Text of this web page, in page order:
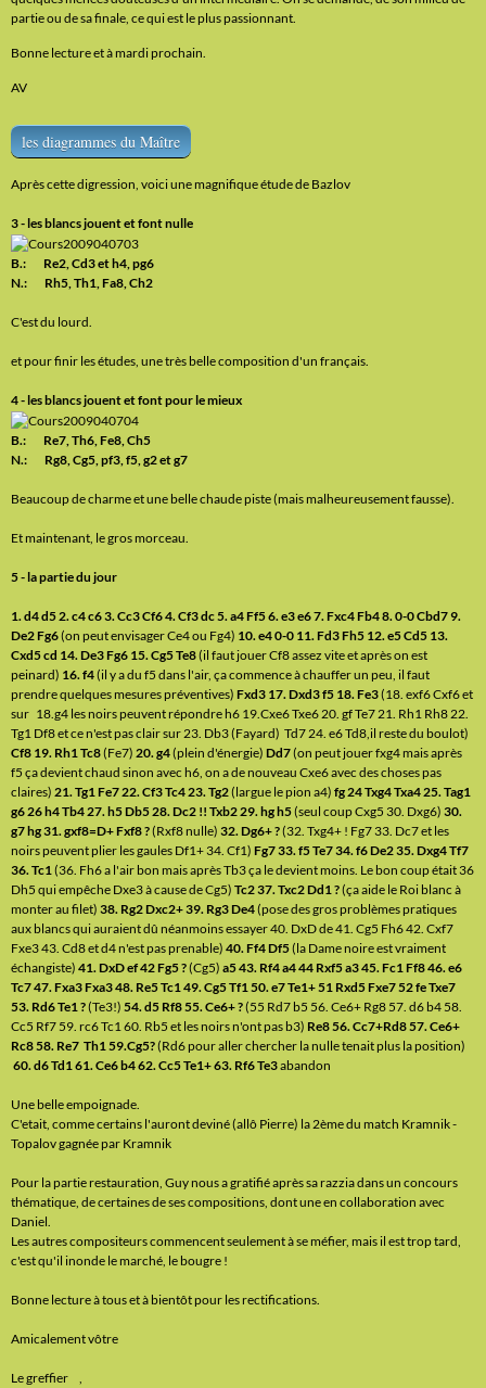
partie ou de sa finale, ce qui est le plus passionnant.
Bonne lecture et à mardi prochain.
AV
les diagrammes du Maître
Après cette digression, voici une magnifique étude de Bazlov
3 - les blancs jouent et font nulle
B.: Re2, Cd3 et h4, pg6
N.: Rh5, Th1, Fa8, Ch2
C'est du lourd.
et pour finir les études, une très belle composition d'un français.
4 - les blancs jouent et font pour le mieux
B.: Re7, Th6, Fe8, Ch5
N.: Rg8, Cg5, pf3, f5, g2 et g7
Beaucoup de charme et une belle chaude piste (mais malheureusement fausse).
Et maintenant, le gros morceau.
5 - la partie du jour
1. d4 d5 2. c4 c6 3. Cc3 Cf6 4. Cf3 dc 5. a4 Ff5 6. e3 e6 7. Fxc4 Fb4 8. 0-0 Cbd7 9.
De2 Fg6(on peut envisager Ce4 ou Fg4) 10. e4 0-0 11. Fd3 Fh5 12. e5 Cd5 13.
Cxd5 cd 14. De3 Fg6 15. Cg5 Te8(il faut jouer Cf8 assez vite et après on est
peinard) 16. f4(il y a du f5 dans l'air, ça commence à chauffer un peu, il faut
prendre quelques mesures préventives) Fxd3 17. Dxd3 f5 18. Fe3(18. exf6 Cxf6 et
sur 18.g4 les noirs peuvent répondre h6 19.Cxe6 Txe6 20. gf Te7 21. Rh1 Rh8 22.
Tg1 Df8 et ce n'est pas clair sur 23. Db3 (Fayard) Td7 24. e6 Td8,il reste du boulot)
Cf8 19. Rh1 Tc8(Fe7) 20. g4(plein d'énergie) Dd7(on peut jouer fxg4 mais après
f5 ça devient chaud sinon avec h6, on a de nouveau Cxe6 avec des choses pas
claires) 21. Tg1 Fe7 22. Cf3 Tc4 23. Tg2(largue le pion a4) fg 24 Txg4 Txa4 25. Tag1
g6 26 h4 Tb4 27. h5 Db5 28. Dc2 !! Txb2 29. hg h5(seul coup Cxg5 30. Dxg6) 30.
g7 hg 31. gxf8=D+ Fxf8 ?(Rxf8 nulle) 32. Dg6+ ?(32. Txg4+ ! Fg7 33. Dc7 et les
noirs peuvent plier les gaules Df1+ 34. Cf1) Fg7 33. f5 Te7 34. f6 De2 35. Dxg4 Tf7
36. Tc1(36. Fh6 a l'air bon mais après Tb3 ça le devient moins. Le bon coup était 36
Dh5 qui empêche Dxe3 à cause de Cg5) Tc2 37. Txc2 Dd1 ?(ça aide le Roi blanc à
monter au filet) 38. Rg2 Dxc2+ 39. Rg3 De4(pose des gros problèmes pratiques
aux blancs qui auraient dû néanmoins essayer 40. DxD de 41. Cg5 Fh6 42. Cxf7
Fxe3 43. Cd8 et d4 n'est pas prenable) 40. Ff4 Df5(la Dame noire est vraiment
échangiste) 41. DxD ef 42 Fg5 ?(Cg5) a5 43. Rf4 a4 44 Rxf5 a3 45. Fc1 Ff8 46. e6
Tc7 47. Fxa3 Fxa3 48. Re5 Tc1 49. Cg5 Tf1 50. e7 Te1+ 51 Rxd5 Fxe7 52 fe Txe7
53. Rd6 Te1 ?(Te3!) 54. d5 Rf8 55. Ce6+ ?(55 Rd7 b5 56. Ce6+ Rg8 57. d6 b4 58.
Cc5 Rf7 59. rc6 Tc1 60. Rb5 et les noirs n'ont pas b3) Re8 56. Cc7+Rd8 57. Ce6+
Rc8 58. Re7 Th1 59.Cg5?(Rd6 pour aller chercher la nulle tenait plus la position)
60. d6 Td1 61. Ce6 b4 62. Cc5 Te1+ 63. Rf6 Te3abandon
Une belle empoignade.
C'etait, comme certains l'auront deviné (allô Pierre) la 2ème du match Kramnik -
Topalov gagnée par Kramnik
Pour la partie restauration, Guy nous a gratifié après sa razzia dans un concours
thématique, de certaines de ses compositions, dont une en collaboration avec
Daniel.
Les autres compositeurs commencent seulement à se méfier, mais il est trop tard,
c'est qu'il inonde le marché, le bougre !
Bonne lecture à tous et à bientôt pour les rectifications.
Amicalement vôtre
Le greffier ,